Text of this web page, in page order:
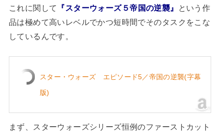
これに関して 『スターウォーズ５帝国の逆襲』
という作
品は極めて高いレベルでかつ短時間でそのタスクをこな
しているんです。
スター・ウォーズ エピソード5／帝国の逆襲(字幕
版)
まず、スターウォーズシリーズ恒例のファーストカット